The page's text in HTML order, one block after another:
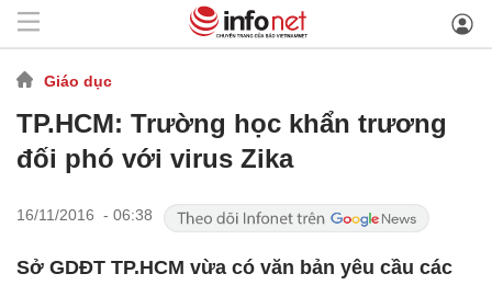
Giáo dục
TP.HCM: Trường học khẩn trương
đối phó với virus Zika
16/11/2016 - 06:38
Sở GDĐT TP.HCM vừa có văn bản yêu cầu các